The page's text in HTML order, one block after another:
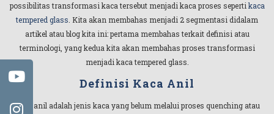
possibilitas transformasi kaca tersebut menjadi kaca proses seperti kaca
tempered glass . Kita akan membahas menjadi 2 segmentasi didalam
artikel atau blog kita ini: pertama membahas terkait definisi atau
terminologi, yang kedua kita akan membahas proses transformasi
menjadi kaca tempered glass.
Definisi Kaca Anil
Kaca anil adalah jenis kaca yang belum melalui proses quenching atau